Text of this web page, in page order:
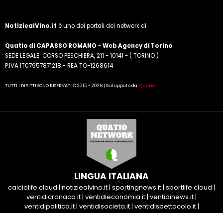
NotiziealVino.it è uno dei portali del network di:
Quatio di CAPASSO ROMANO -Web Agency di Torino
SEDE LEGALE: CORSO PESCHIERA, 211 - 10141 - ( TORINO )
P.IVA IT07957871218 - REA TO-1268614
TUTTI I DIRITTI SONO RISERVATI © 2015 - 2026 | Sviluppato da:Quatio
LINGUA ITALIANA
calciolife.cloud | notiziealvino.it| sportingnews.it| sportlife.cloud |
ventidicronaca.it| ventidieconomia.it| ventidinews.it|
ventidipolitica.it| ventidisocieta.it| ventidispettacolo.it|